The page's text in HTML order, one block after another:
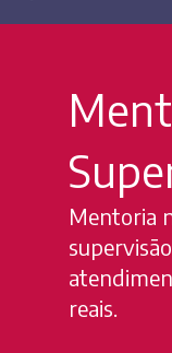
Mentoria
reais.